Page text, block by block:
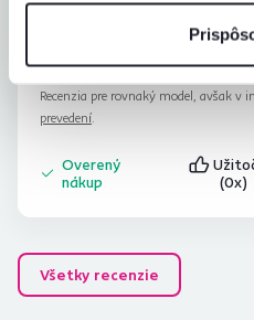
Som velmi spokojná s
tovarom...Stoličky sú kvalitné,
Recenzia pre rovnaký model, avšak v
prevedení.
Overený
nákup
(0x)
Všetky recenzie